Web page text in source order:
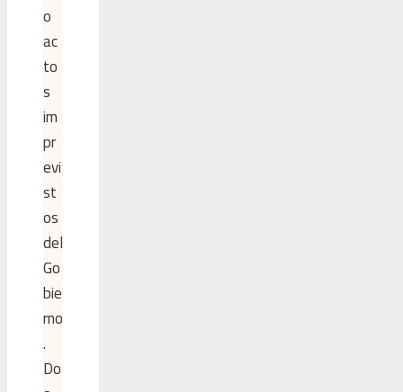
o
ac
to
s
im
pr
evi
st
os
del
Go
bie
rno
.
Do